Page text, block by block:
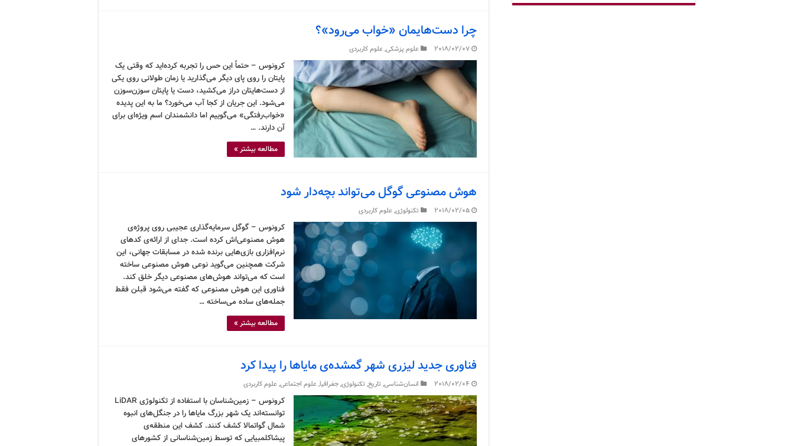
چرا دست‌هایمان «خواب می‌رود»؟
2018/02/07 علوم پزشکی,علوم کاربردی
کرونوس – حتماً این حس را تجربه کرده‌اید که وقتی یک
پایتان را روی پای دیگر می‌گذارید یا زمان طولانی روی یکی
از دست‌هایتان دراز می‌کشید، دست یا پایتان سوزن‌سوزن
می‌شود. این جریان از کجا آب می‌خورد؟ ما به این پدیده
«خواب‌رفتگی» می‌گوییم اما دانشمندان اسم ویژه‌ای برای
آن دارند. …
مطالعه بیشتر »
هوش مصنوعی گوگل می‌تواند بچه‌دار شود
2018/02/05 تکنولوژی,علوم کاربردی
کرونوس – گوگل سرمایه‌گذاری عجیبی روی پروژه‌ی
هوش مصنوعی‌اش کرده است. جدای از ارائه‌ی کدهای
نرم‌افزاری بازی‌هایی برنده شده در مسابقات جهانی، این
شرکت همچنین می‌گوید نوعی هوش مصنوعی ساخته
است که می‌تواند هوش‌های مصنوعی دیگر خلق کند.
فناوری این هوش مصنوعی که گفته می‌شود قبلن فقط
جمله‌های ساده می‌ساخته …
مطالعه بیشتر »
فناوری جدید لیزری شهر گمشده‌ی مایاها را پیدا کرد
2018/02/04 انسان‌شناسی, تاریخ, تکنولوژی,جغرافیا,علوم اجتماعی,علوم کاربردی
کرونوس – زمین‌شناسان با استفاده از تکنولوژی LiDAR
توانسته‌اند یک شهر بزرگ مایاها را در جنگل‌های انبوه
شمال گواتمالا کشف کنند. کشف این منطقه‌ی
پیشاکلمبیایی که توسط زمین‌شناسانی از کشورهای